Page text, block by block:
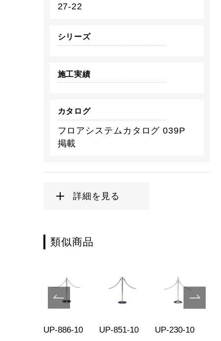
27-22
シリーズ
施工実績
カタログ
フロアシステムカタログ 039P
掲載
詳細を見る
類似商品
UP-886-10 UP-851-10 UP-230-10